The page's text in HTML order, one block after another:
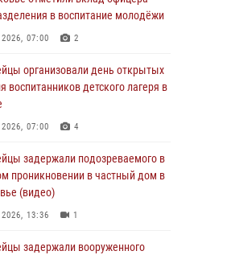
в воспитание молодёжи
07:00 2
организовали день открытых
воспитанников детского лагеря в
07:00 4
задержали подозреваемого в
проникновении в частный дом в
(видео)
13:36 1
задержали вооруженного